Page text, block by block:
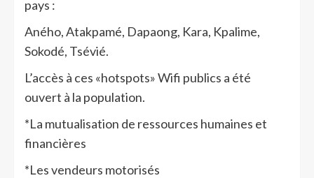
pays :
Aného, Atakpamé, Dapaong, Kara, Kpalime,
Sokodé, Tsévié.
L’accès à ces «hotspots» Wifi publics a été
ouvert à la population.
*La mutualisation de ressources humaines et
financières
*Les vendeurs motorisés